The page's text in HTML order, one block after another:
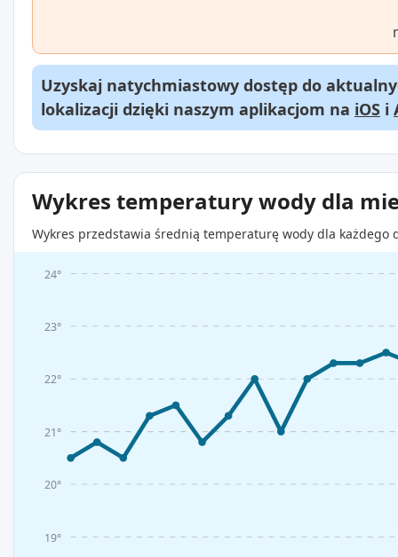
Uzyskaj natychmiastowy dostęp do
lokalizacji dzięki naszym aplikacjom na iOS i
Wykres temperatury wody dla
Wykres przedstawia średnią temperaturę wody dla
19°
20°
21°
22°
23°
24°